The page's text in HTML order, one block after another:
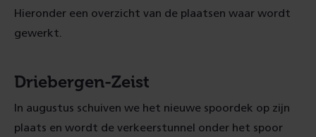
Hieronder een overzicht van de plaatsen waar wordt
gewerkt.
Driebergen-Zeist
In augustus schuiven we het nieuwe spoordek op zijn
plaats en wordt de verkeerstunnel onder het spoor